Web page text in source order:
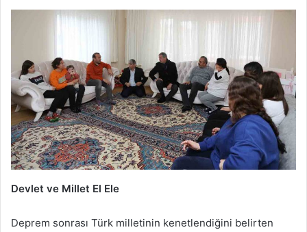
Devlet ve Millet El Ele
Deprem sonrası Türk milletinin kenetlendiğini belirten